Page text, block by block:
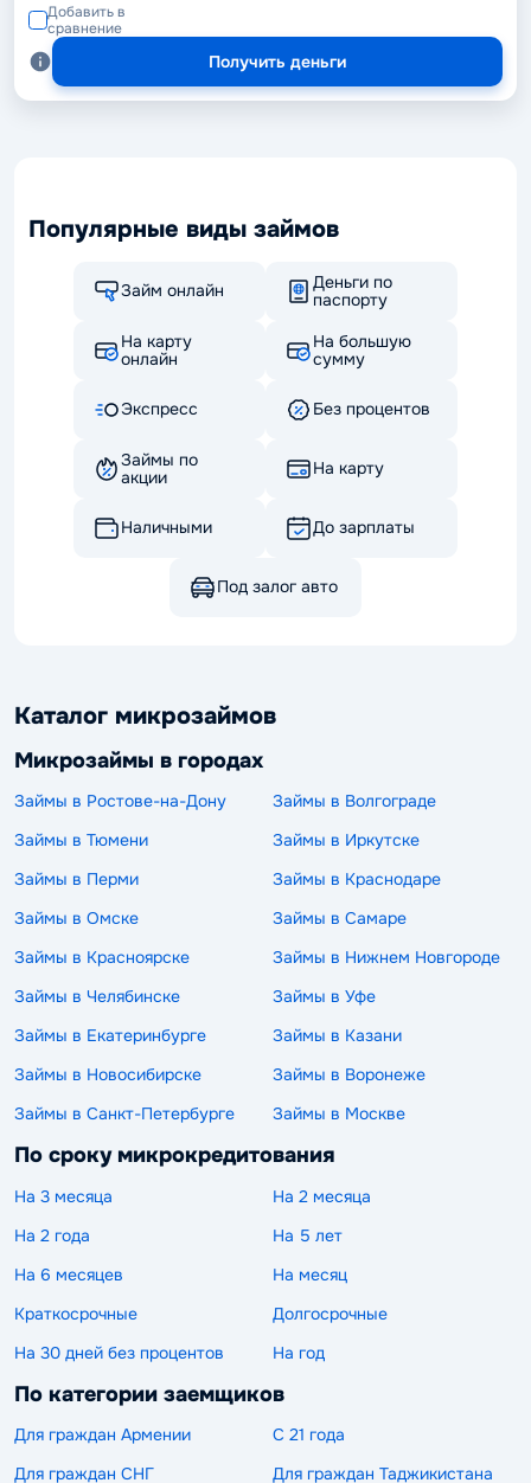
Добавить в
сравнение
Получить деньги
Популярные виды займов
Займ онлайн
Деньги по
паспорту
На карту
онлайн
На большую
сумму
Экспресс Без процентов
Займы по
акции
На карту
Наличными До зарплаты
Под залог авто
Каталог микрозаймов
Микрозаймы в городах
Займы в Ростове-на-Дону
Займы в Волгограде
Займы в Тюмени
Займы в Иркутске
Займы в Перми
Займы в Краснодаре
Займы в Омске
Займы в Самаре
Займы в Красноярске
Займы в Нижнем Новгороде
Займы в Челябинске
Займы в Уфе
Займы в Екатеринбурге
Займы в Казани
Займы в Новосибирске
Займы в Воронеже
Займы в Санкт-Петербурге
Займы в Москве
По сроку микрокредитования
На 3 месяца
На 2 месяца
На 2 года
На 5 лет
На 6 месяцев
На месяц
Краткосрочные
Долгосрочные
На 30 дней без процентов
На год
По категории заемщиков
Для граждан Армении
С 21 года
Для граждан СНГ
Для граждан Таджикистана